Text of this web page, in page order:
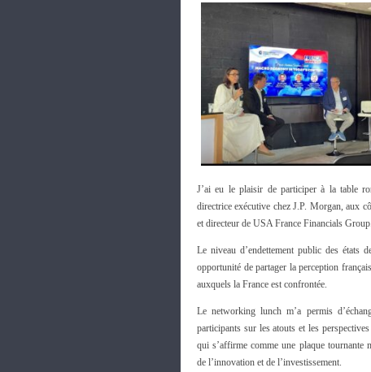
J’ai eu le plaisir de participer à la table
directrice exécutive chez J.P. Morgan, aux
et directeur de USA France Financials Group.
Le niveau d’endettement public des états
opportunité de partager la perception
auxquels la France est confrontée.
Le networking lunch m’a permis
participants sur les atouts et les
qui s’affirme comme une plaque tournante
de l’innovation et de l’investissement.